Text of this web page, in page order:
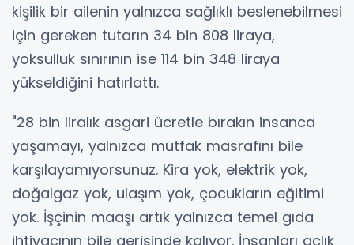
kişilik bir ailenin yalnızca sağlıklı beslenebilmesi
için gereken tutarın 34 bin 808 liraya,
yoksulluk sınırının ise 114 bin 348 liraya
yükseldiğini hatırlattı.
"28 bin liralık asgari ücretle bırakın insanca
yaşamayı, yalnızca mutfak masrafını bile
karşılayamıyorsunuz. Kira yok, elektrik yok,
doğalgaz yok, ulaşım yok, çocukların eğitimi
yok. İşçinin maaşı artık yalnızca temel gıda
ihtiyacının bile gerisinde kalıyor. İnsanları açlık